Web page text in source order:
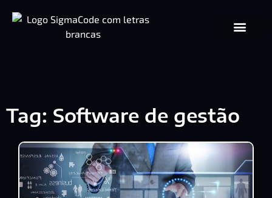
Tag: Software de gestão